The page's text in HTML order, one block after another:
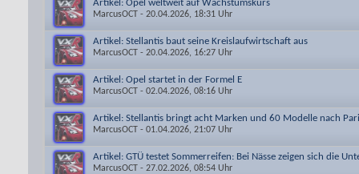
Artikel: Opel weltweit auf Wachstumskurs
MarcusOCT - 20.04.2026, 18:31 Uhr
Artikel: Stellantis baut seine Kreislaufwirtschaft aus
MarcusOCT - 20.04.2026, 16:27 Uhr
Artikel: Opel startet in der Formel E
MarcusOCT - 02.04.2026, 08:16 Uhr
Artikel: Stellantis bringt acht Marken und 60 Modelle nach
MarcusOCT - 01.04.2026, 21:07 Uhr
Artikel: GTÜ testet Sommerreifen: Bei Nässe zeigen sich die
MarcusOCT - 27.02.2026, 08:54 Uhr